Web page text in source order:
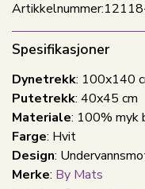
Artikkelnummer:
Spesifikasjoner
Dynetrekk: 100x140
Putetrekk: 40x45 cm
Materiale: 100% myk
Farge: Hvit
Design:
Merke: By Mats